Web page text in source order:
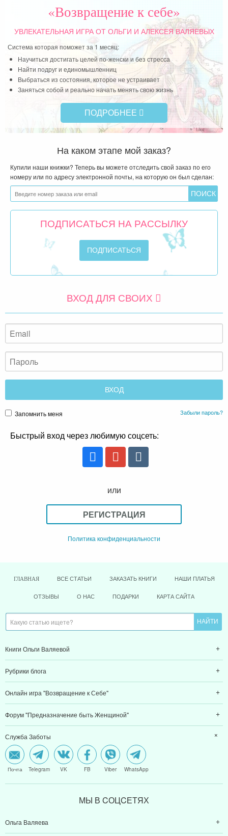
«Возвращение к себе»
УВЛЕКАТЕЛЬНАЯ ИГРАОТ ОЛЬГИ И АЛЕКСЕЯ ВАЛЯЕВЫХ
Система которая поможет за 1 месяц:
Научиться достигать целей по-женски и без стресса
Найти подруг и единомышленниц
Выбраться из состояния, которое не устраивает
Заняться собой и реально начать менять свою жизнь
ПОДРОБНЕЕ
На каком этапе мой заказ?
Купили наши книжки? Теперь вы можете отследить свой заказ по его
номеру или по адресу электронной почты, на которую он был сделан:
ПОДПИСАТЬСЯ НА РАССЫЛКУ
ВХОД ДЛЯ СВОИХ
Запомнить меня Забыли пароль?
Быстрый вход через любимую соцсеть:
или
РЕГИСТРАЦИЯ
Политика конфиденциальности
ГЛАВНАЯ ВСЕ СТАТЬИ ЗАКАЗАТЬ КНИГИ НАШИ ПЛАТЬЯ
ОТЗЫВЫ О НАС ПОДАРКИ КАРТА САЙТА
Книги Ольги Валяевой
Рубрики блога
Онлайн игра "Возвращение к Себе"
Форум "Предназначение быть Женщиной"
Служба Заботы
Почта Telegram VK FB Viber WhatsApp
МЫ В CОЦCЕТЯХ
Ольга Валяева